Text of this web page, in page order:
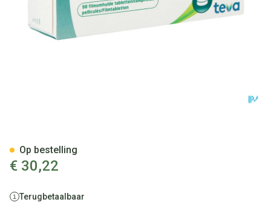
€ 30,22
Terugbetaalbaar
Op bestelling